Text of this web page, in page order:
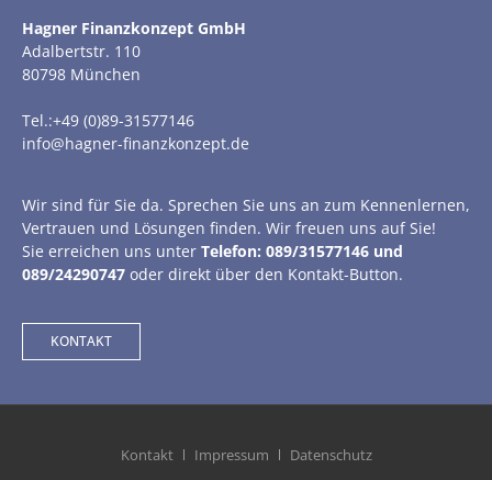
Hagner Finanzkonzept GmbH
Adalbertstr. 110
80798 München
Tel.:+49 (0)89-31577146
info@hagner-finanzkonzept.de
Wir sind für Sie da. Sprechen Sie uns an zum Kennenlernen,
Vertrauen und Lösungen finden. Wir freuen uns auf Sie!
Sie erreichen uns unter Telefon: 089/31577146 und
089/24290747 oder direkt über den Kontakt-Button.
KONTAKT
Kontakt Impressum Datenschutz